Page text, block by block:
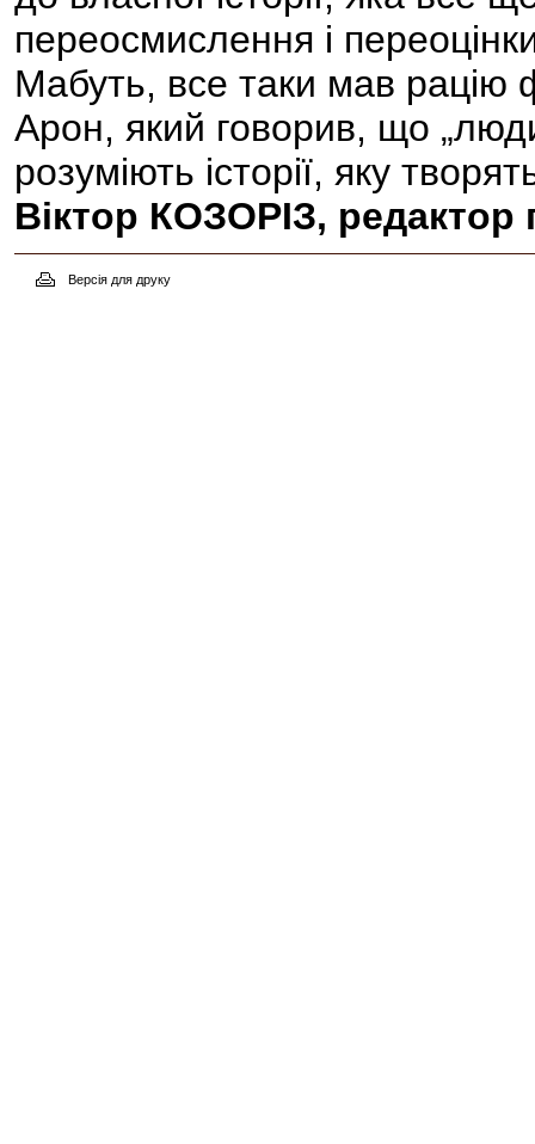
переосмислення і
Мабуть, все таки мав рацію
Арон, який говорив, що
розуміють історії, яку
Віктор КОЗОРІЗ, редактор
Версія для друку